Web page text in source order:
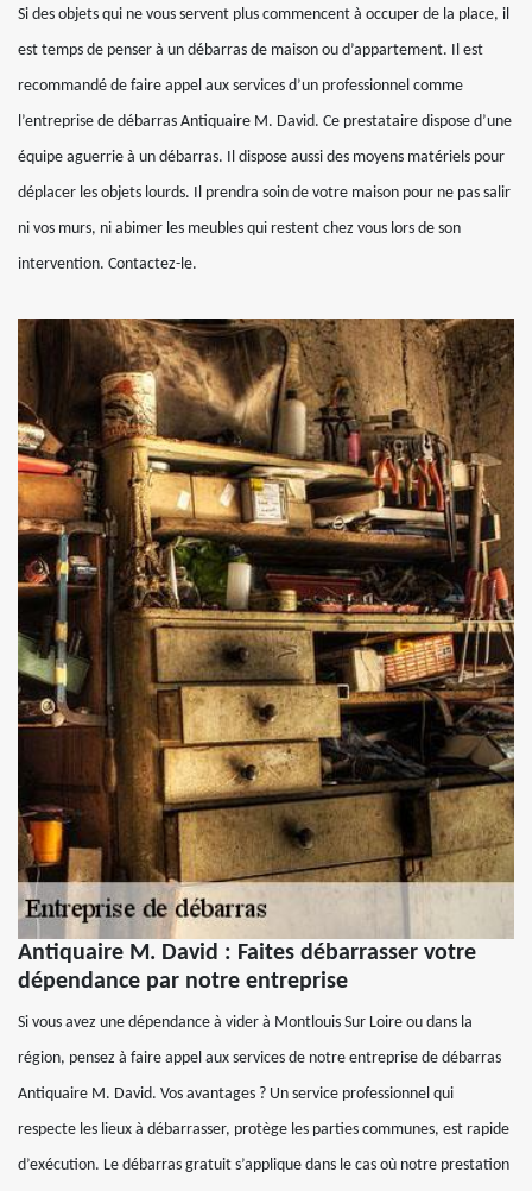
Si des objets qui ne vous servent plus commencent à occuper de la place, il
est temps de penser à un débarras de maison ou d’appartement. Il est
recommandé de faire appel aux services d’un professionnel comme
l’entreprise de débarras Antiquaire M. David. Ce prestataire dispose d’une
équipe aguerrie à un débarras. Il dispose aussi des moyens matériels pour
déplacer les objets lourds. Il prendra soin de votre maison pour ne pas salir
ni vos murs, ni abimer les meubles qui restent chez vous lors de son
intervention. Contactez-le.
Antiquaire M. David : Faites débarrasser votre
dépendance par notre entreprise
Si vous avez une dépendance à vider à Montlouis Sur Loire ou dans la
région, pensez à faire appel aux services de notre entreprise de débarras
Antiquaire M. David. Vos avantages ? Un service professionnel qui
respecte les lieux à débarrasser, protège les parties communes, est rapide
d’exécution. Le débarras gratuit s’applique dans le cas où notre prestation